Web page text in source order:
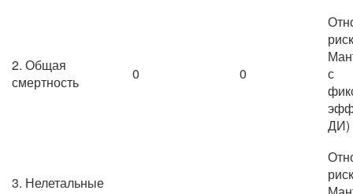
2. Общая
смертность
0 0
с
ДИ)
3. Нелетальные